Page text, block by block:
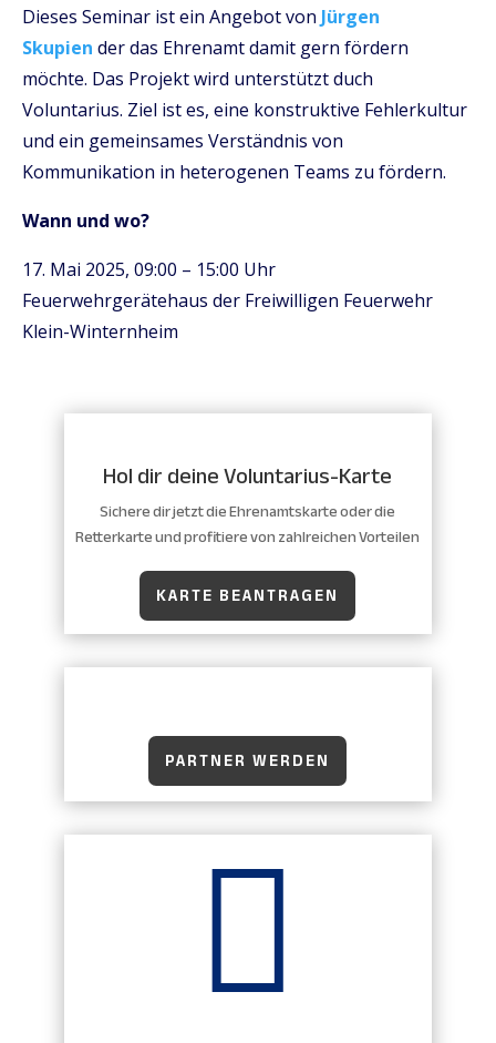
Dieses Seminar ist ein Angebot von Jürgen
Skupien der das Ehrenamt damit gern fördern
möchte. Das Projekt wird unterstützt duch
Voluntarius. Ziel ist es, eine konstruktive Fehlerkultur
und ein gemeinsames Verständnis von
Kommunikation in heterogenen Teams zu fördern.
Wann und wo?
17. Mai 2025, 09:00 – 15:00 Uhr
Feuerwehrgerätehaus der Freiwilligen Feuerwehr
Klein-Winternheim
Hol dir deine Voluntarius-Karte
Sichere dir jetzt die Ehrenamtskarte oder die
Retterkarte und profitiere von zahlreichen Vorteilen
KARTE BEANTRAGEN
PARTNER WERDEN
